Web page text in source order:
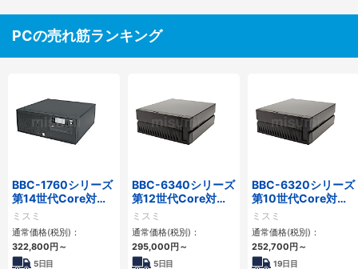
PCの売れ筋ランキング
BBC-1760シリーズ
第14世代Core対応
小型フロアマウント
3PCIe
ミスミ
通常価格(税別)：
322,800円～
5日目
BBC-6340シリーズ
第12世代Core対応
小型フロアマウント
PC2PCI/2PCIe
ミスミ
通常価格(税別)：
295,000円～
5日目
BBC-6320シリーズ
第10世代Core対応
小型フロアマウント
FAPC 2PCI・2PCIe
ミスミ
通常価格(税別)：
252,700円～
19日目